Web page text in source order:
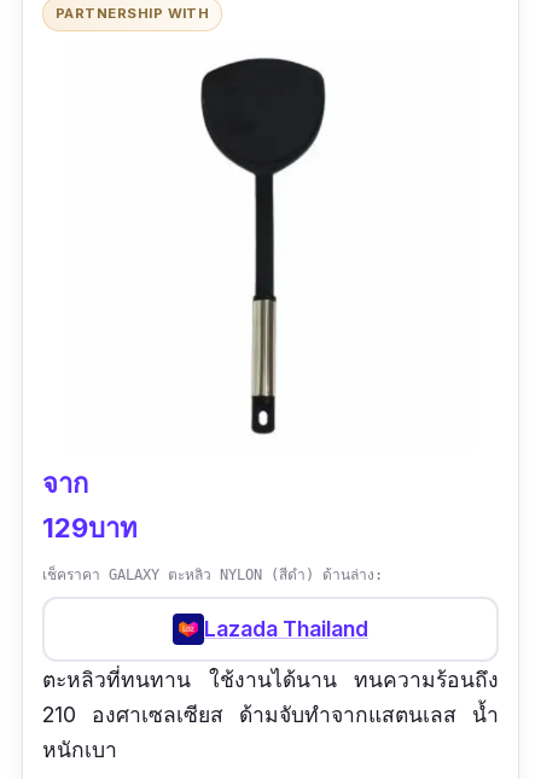
PARTNERSHIP WITH
จาก
129บาท
เช็คราคา GALAXY ตะหลิว NYLON (สีดำ) ด้านล่าง:
Lazada Thailand
ตะหลิวที่ทนทาน ใช้งานได้นาน ทนความร้อนถึง
210 องศาเซลเซียส ด้ามจับทำจากแสตนเลส น้ำ
หนักเบา